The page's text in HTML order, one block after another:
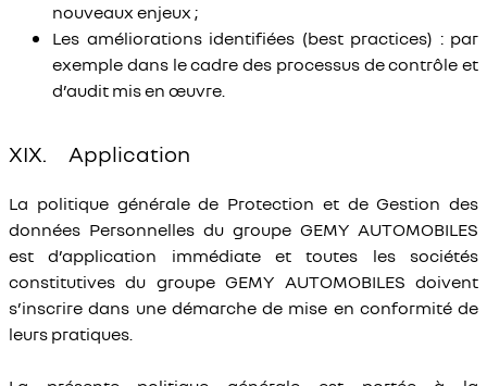
nouveaux enjeux ;
Les améliorations identifiées (best practices) : par
exemple dans le cadre des processus de contrôle et
d’audit mis en œuvre.
XIX. Application
La politique générale de Protection et de Gestion des
données Personnelles du groupe GEMY AUTOMOBILES
est d’application immédiate et toutes les sociétés
constitutives du groupe GEMY AUTOMOBILES doivent
s’inscrire dans une démarche de mise en conformité de
leurs pratiques.